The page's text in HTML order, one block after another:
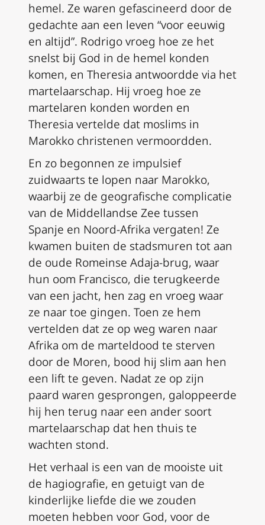
hemel. Ze waren gefascineerd door de
gedachte aan een leven “voor eeuwig
en altijd”. Rodrigo vroeg hoe ze het
snelst bij God in de hemel konden
komen, en Theresia antwoordde via het
martelaarschap. Hij vroeg hoe ze
martelaren konden worden en
Theresia vertelde dat moslims in
Marokko christenen vermoordden.
En zo begonnen ze impulsief
zuidwaarts te lopen naar Marokko,
waarbij ze de geografische complicatie
van de Middellandse Zee tussen
Spanje en Noord-Afrika vergaten! Ze
kwamen buiten de stadsmuren tot aan
de oude Romeinse Adaja-brug, waar
hun oom Francisco, die terugkeerde
van een jacht, hen zag en vroeg waar
ze naar toe gingen. Toen ze hem
vertelden dat ze op weg waren naar
Afrika om de marteldood te sterven
door de Moren, bood hij slim aan hen
een lift te geven. Nadat ze op zijn
paard waren gesprongen, galoppeerde
hij hen terug naar een ander soort
martelaarschap dat hen thuis te
wachten stond.
Het verhaal is een van de mooiste uit
de hagiografie, en getuigt van de
kinderlijke liefde die we zouden
moeten hebben voor God, voor de